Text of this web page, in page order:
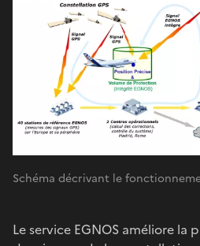
Schéma décrivant le
Le service EGNOS améliore la